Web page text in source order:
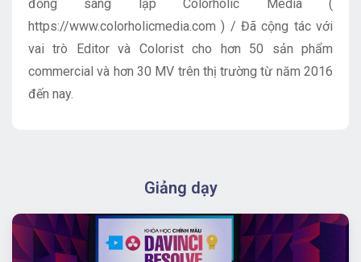
đồng sáng lập Colorholic Media (
https://www.colorholicmedia.com ) / Đã cộng tác với
vai trò Editor và Colorist cho hơn 50 sản phẩm
commercial và hơn 30 MV trên thị trường từ năm 2016
đến nay.
Giảng dạy